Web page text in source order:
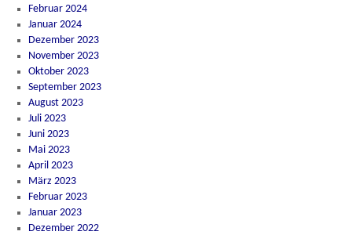
Februar 2024
Januar 2024
Dezember 2023
November 2023
Oktober 2023
September 2023
August 2023
Juli 2023
Juni 2023
Mai 2023
April 2023
März 2023
Februar 2023
Januar 2023
Dezember 2022